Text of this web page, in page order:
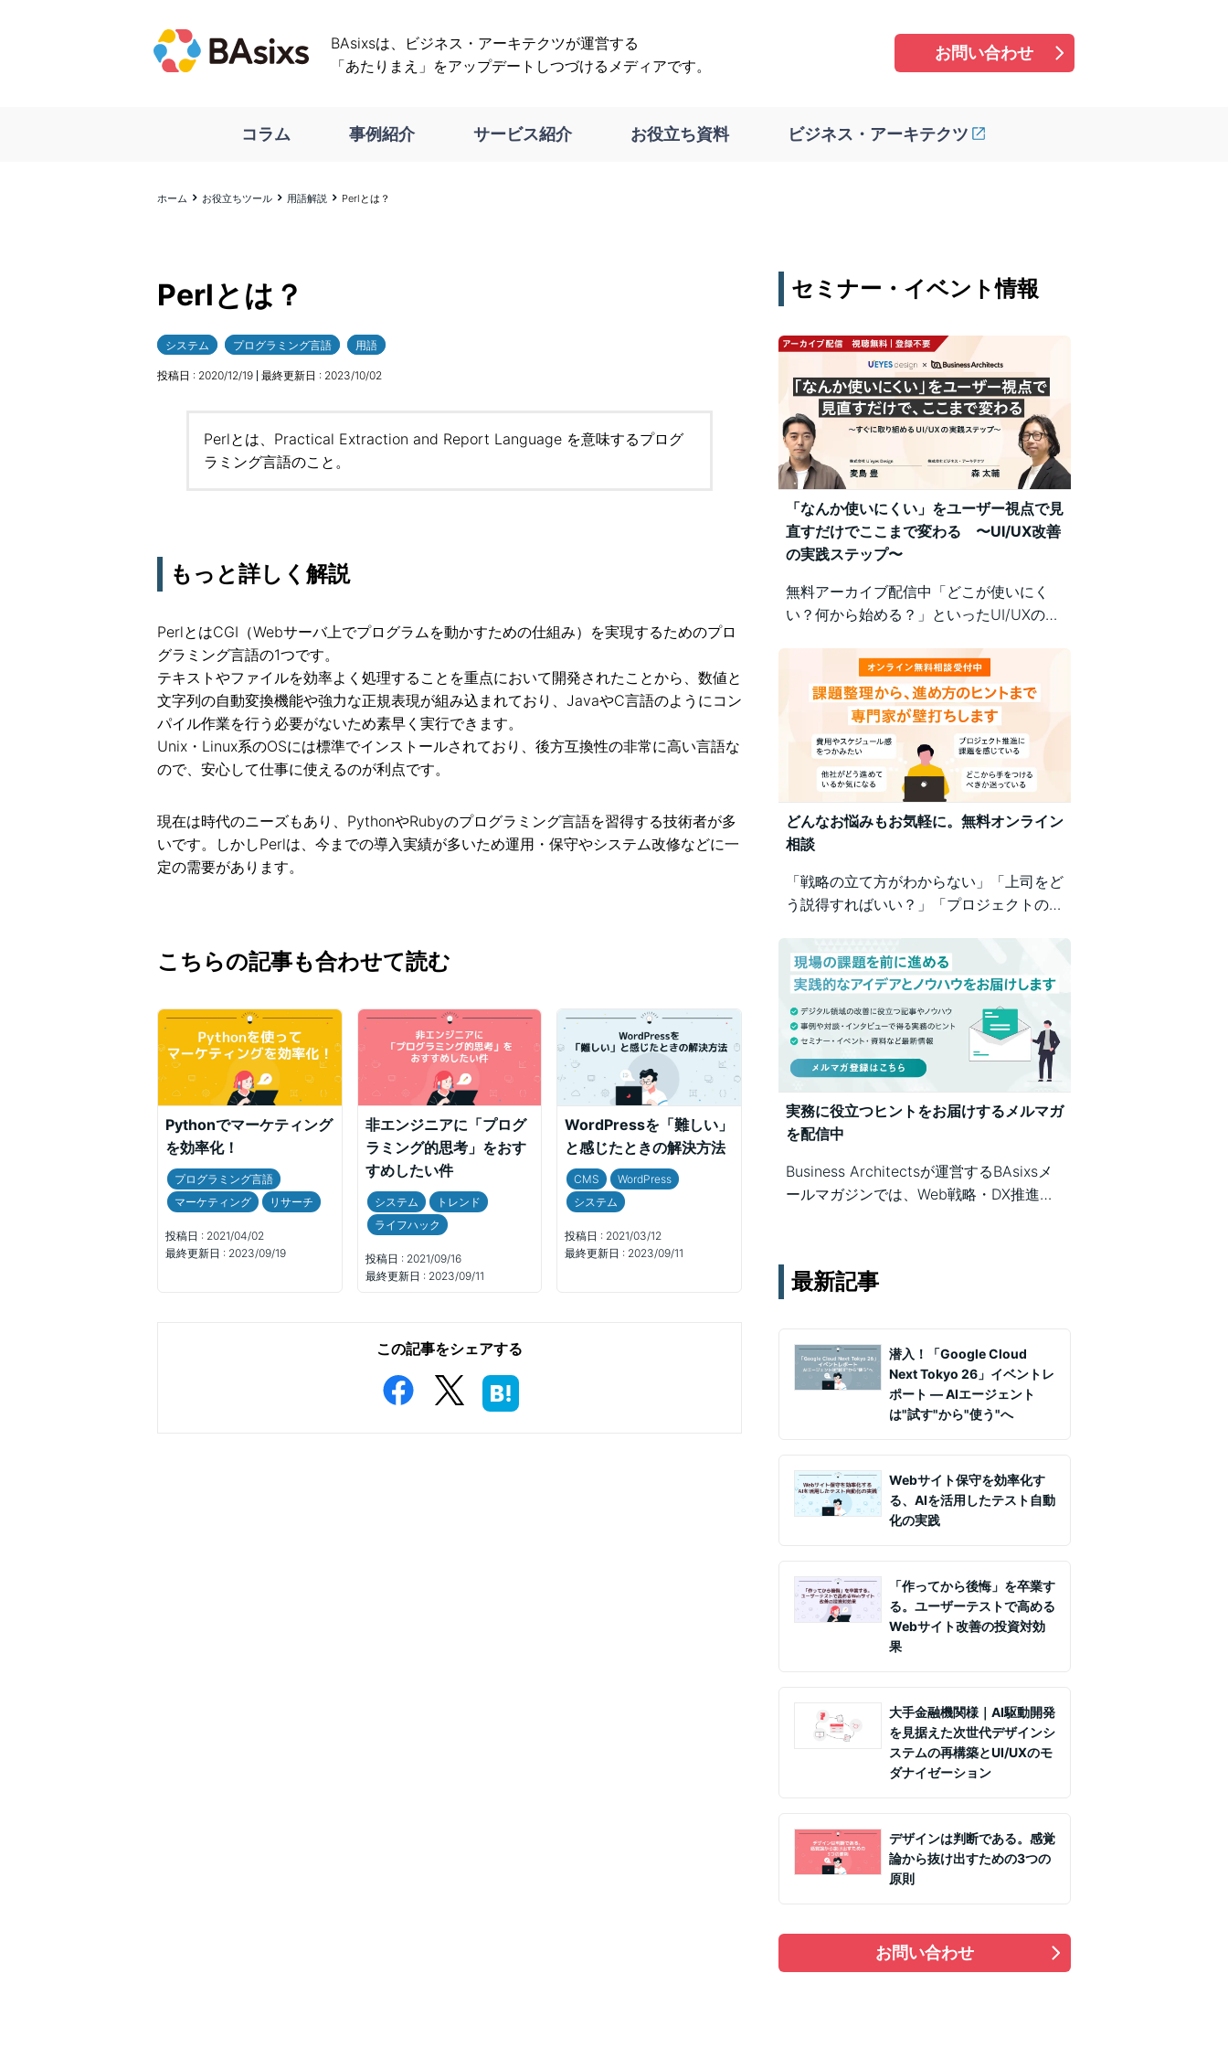
BAsixsは、ビジネス・アーキテクツが運営する
「あたりまえ」をアップデートしつづけるメディアです。
お問い合わせ
コラム 事例紹介 サービス紹介 お役立ち資料 ビジネス・アーキテクツ
ホーム お役立ちツール 用語解説 Perlとは？
Perlとは？
システム プログラミング言語 用語
投稿日 : 2020/12/19 最終更新日 : 2023/10/02
Perlとは、Practical Extraction and Report Language を意味するプログ
ラミング言語のこと。
もっと詳しく解説
PerlとはCGI（Webサーバ上でプログラムを動かすための仕組み）を実現するためのプロ
グラミング言語の1つです。
テキストやファイルを効率よく処理することを重点において開発されたことから、数値と
文字列の自動変換機能や強力な正規表現が組み込まれており、JavaやC言語のようにコン
パイル作業を行う必要がないため素早く実行できます。
Unix・Linux系のOSには標準でインストールされており、後方互換性の非常に高い言語な
ので、安心して仕事に使えるのが利点です。
現在は時代のニーズもあり、PythonやRubyのプログラミング言語を習得する技術者が多
いです。しかしPerlは、今までの導入実績が多いため運用・保守やシステム改修などに一
定の需要があります。
こちらの記事も合わせて読む
Pythonでマーケティング
を効率化！
プログラミング言語
マーケティング
リサーチ
投稿日 : 2021/04/02
最終更新日 : 2023/09/19
非エンジニアに「プログ
ラミング的思考」をおす
すめしたい件
システム
トレンド
ライフハック
投稿日 : 2021/09/16
最終更新日 : 2023/09/11
WordPressを「難しい」
と感じたときの解決方法
CMS
WordPress
システム
投稿日 : 2021/03/12
最終更新日 : 2023/09/11
この記事をシェアする
セミナー・イベント情報
「なんか使いにくい」をユーザー視点で見
直すだけでここまで変わる 〜UI/UX改善
の実践ステップ〜
無料アーカイブ配信中「どこが使いにく
い？何から始める？」といったUI/UXの悩
視点の改善ポイントで解決！組織内の意識
差に悩む方にもおすすめの実践型セミナー
です。
どんなお悩みもお気軽に。無料オンライン
相談
「戦略の立て方がわからない」「上司をど
う説得すればいい？」「プロジェクトの進
Business Architectsが、戦略から運用ま
で幅広くご相談を承ります。
実務に役立つヒントをお届けするメルマガ
を配信中
Business Architectsが運営するBAsixsメ
ールマガジンでは、Web戦略・DX推進・
通じて課題解決を支援します。
最新記事
潜入！「Google Cloud
Next Tokyo 26」イベントレ
ポート ― AIエージェント
は"試す"から"使う"へ
Webサイト保守を効率化す
る、AIを活用したテスト自動
化の実践
「作ってから後悔」を卒業す
る。ユーザーテストで高める
Webサイト改善の投資対効
果
大手金融機関様｜AI駆動開発
を見据えた次世代デザインシ
ステムの再構築とUI/UXのモ
ダナイゼーション
デザインは判断である。感覚
論から抜け出すための3つの
原則
お問い合わせ